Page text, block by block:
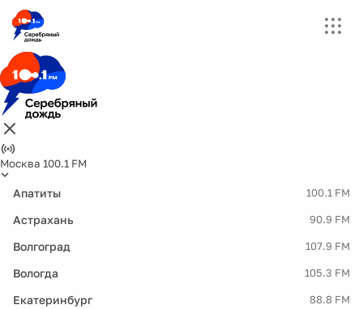
Москва 100.1 FM
Апатиты 100.1 FM
Астрахань 90.9 FM
Волгоград 107.9 FM
Вологда 105.3 FM
Екатеринбург 88.8 FM